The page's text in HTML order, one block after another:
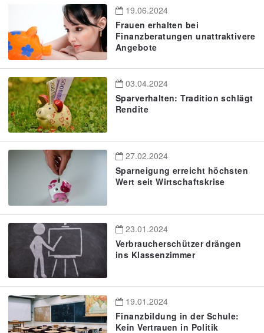
19.06.2024
Frauen erhalten bei
Finanzberatungen unattraktivere
Angebote
03.04.2024
Sparverhalten: Tradition schlägt
Rendite
27.02.2024
Sparneigung erreicht höchsten
Wert seit Wirtschaftskrise
23.01.2024
Verbraucherschützer drängen
ins Klassenzimmer
19.01.2024
Finanzbildung in der Schule:
Kein Vertrauen in Politik